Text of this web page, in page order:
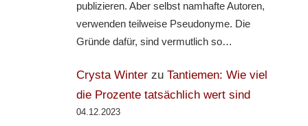
publizieren. Aber selbst namhafte Autoren,
verwenden teilweise Pseudonyme. Die
Gründe dafür, sind vermutlich so…
Crysta Winterzu Tantiemen: Wie viel
die Prozente tatsächlich wert sind
04.12.2023